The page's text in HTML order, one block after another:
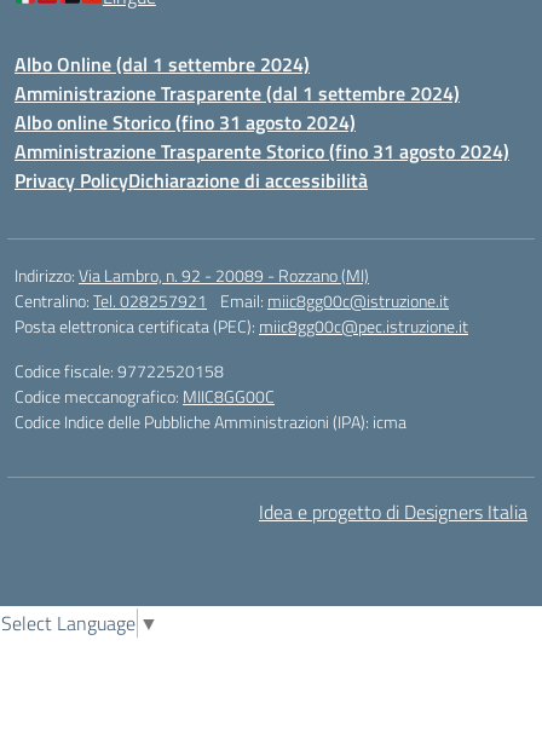
Albo Online (dal 1 settembre 2024)
Amministrazione Trasparente (dal 1 settembre 2024)
Albo online Storico (fino 31 agosto 2024)
Amministrazione Trasparente Storico (fino 31 agosto 2024)
Privacy PolicyDichiarazione di accessibilità
Indirizzo:Via Lambro, n. 92 - 20089 - Rozzano (MI)
Centralino:Tel. 028257921 Email: miic8gg00c@istruzione.it
Posta elettronica certificata (PEC): miic8gg00c@pec.istruzione.it
Codice fiscale: 97722520158
Codice meccanografico: MIIC8GG00C
Codice Indice delle Pubbliche Amministrazioni (IPA): icma
Idea e progetto di Designers Italia
Select Language ▼